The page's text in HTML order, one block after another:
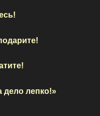
дело лепко!»